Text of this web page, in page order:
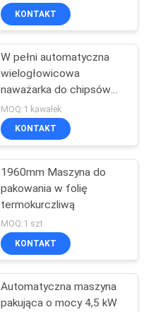
KONTAKT
W pełni automatyczna
wielogłowicowa
naważarka do chipsów
bananowych
MOQ:1 kawałek
KONTAKT
1960mm Maszyna do
pakowania w folię
termokurczliwą
MOQ:1 szt
KONTAKT
Automatyczna maszyna
pakująca o mocy 4,5 kW